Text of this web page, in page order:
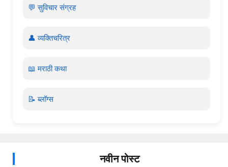
💬 सुविचार संग्रह
👤 व्यक्तिचरित्र
📖 मराठी कथा
📝 ब्लॉग्स
नवीन पोस्ट